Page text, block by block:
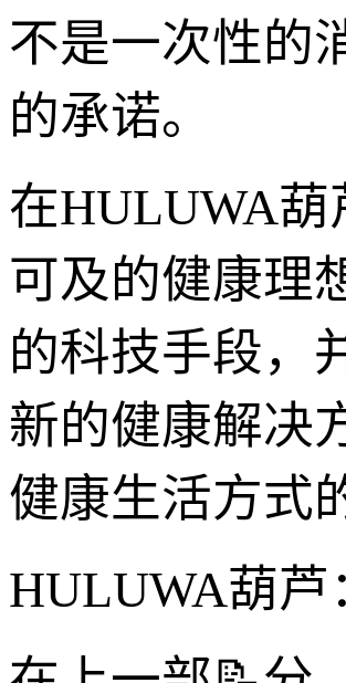
不是一次性的
的承诺。
在HULUWA
可及的健康理
的科技手段，
新的健康解决
健康生活方式
HULUWA葫